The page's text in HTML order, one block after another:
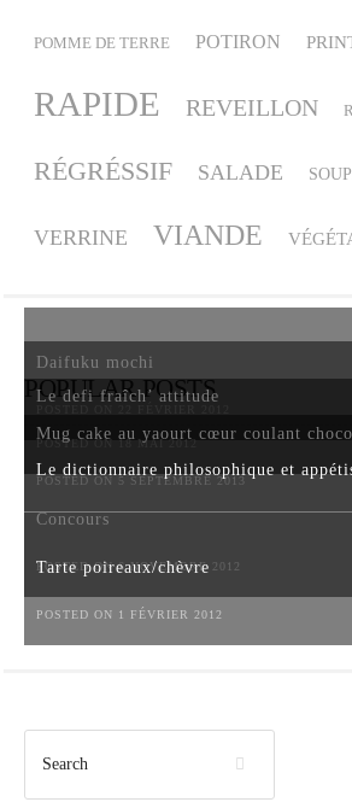
POMME DE TERRE POTIRON
RAPIDE REVEILLON
RÉGRÉSSIF SALADE
VERRINE VIANDE
POPULAR POSTS
Daifuku mochi
Le defi fraîch’ attitude
POSTED ON 18 MAI 2012
Mug cake au yaourt cœur coulant
POSTED ON 5 SEPTEMBRE 2013
Le dictionnaire philosophique et
Concours
POSTED ON 6 NOVEMBRE 2012
Tarte poireaux/chèvre
POSTED ON 1 FÉVRIER 2012